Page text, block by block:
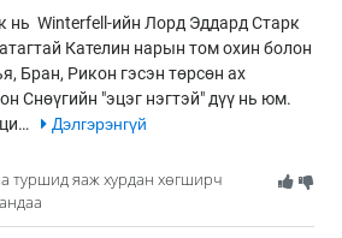
нь Winterfell-ийн Лорд Эддард Старк
Кателин нарын том охин болон
Бран, Рикон гэсэн төрсөн ах
Снөүгийн "эцэг нэгтэй" дүү нь юм.
Дэлгэрэнгүй
туршид яаж хурдан хөгширч